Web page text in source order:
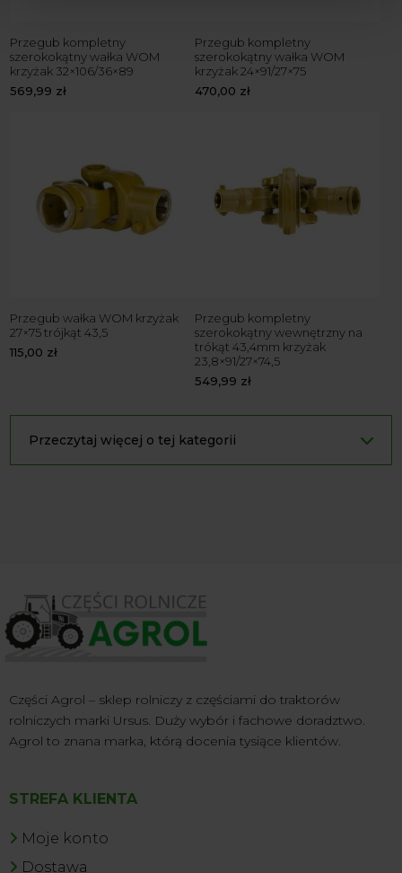
Przegub kompletny
szerokokątny wałka WOM
krzyżak 32×106/36×89
569,99 zł
Przegub kompletny
szerokokątny wałka WOM
krzyżak 24×91/27×75
470,00 zł
Przegub wałka WOM krzyżak
27×75 trójkąt 43,5
115,00 zł
Przegub kompletny
szerokokątny wewnętrzny na
trókąt 43,4mm krzyżak
23,8×91/27×74,5
549,99 zł
Przeczytaj więcej o tej kategorii
Części Agrol – sklep rolniczy z częściami do traktorów
rolniczych marki Ursus. Duży wybór i fachowe doradztwo.
Agrol to znana marka, którą docenia tysiące klientów.
STREFA KLIENTA
Moje konto
Dostawa